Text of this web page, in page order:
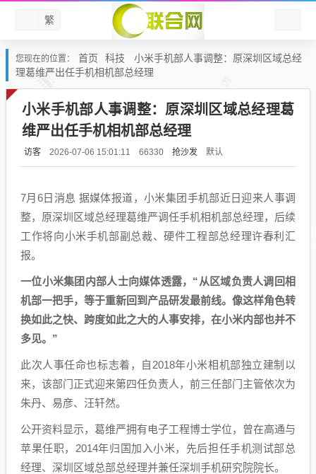
繁
您现在的位置： 首页 科技
小米手机部人事调整：原深圳区域总经
理葛维严出任手机相机部总经理
小米手机部人事调整：原深圳区域总经理葛
维严出任手机相机部总经理
访客 2026-07-06 15:01:11 66330 抢沙发 默认
7月6日消息 据媒体报道，小米集团手机部近日迎来人事调
整，原深圳区域总经理葛维严调任手机相机部总经理，后续
工作将向小米手机部副总裁、硬件工程部总经理许春利汇
报。
一位小米集团内部人士向媒体透露，“从区域负责人调回相
机部一把手，等于重新回到产品研发最前线。像这样角色转
换如此之快、跨度如此之大的人事安排，在小米内部也并不
多见。”
此次人事任命也标志着，自2018年小米相机部独立建制以
来，该部门正式迎来第四任负责人，前三任部门主管依次为
朱丹、易彦、汪轩然。
公开资料显示，葛维严拥有电子工程博士学位，曾在高通与
苹果任职，2014年归国加入小米，先后担任手机测试部总
经理、深圳区域总部总经理并兼任深圳手机研究院院长。